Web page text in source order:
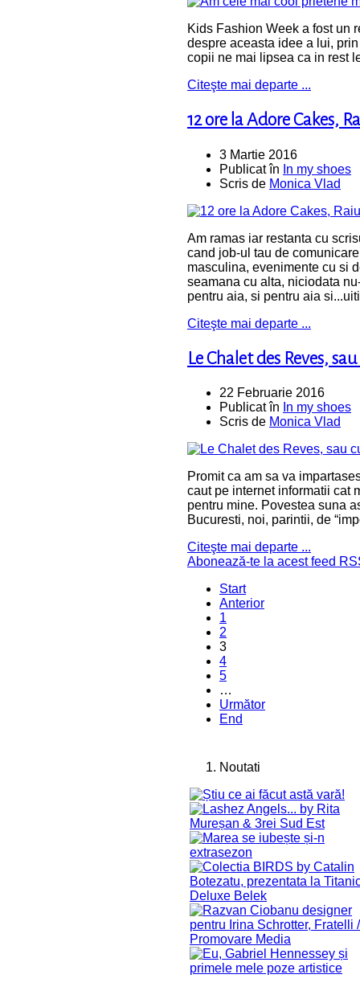
Kids Fashion Week a fost un
despre aceasta idee a lui,
copii ne mai lipsea ca in rest
Citeşte mai departe ...
12 ore la Adore Cakes,
3 Martie 2016
Publicat în In my shoes
Scris de Monica Vlad
Am ramas iar restanta cu
cand job-ul tau de
masculina, evenimente cu si
seamana cu alta, niciodata
pentru aia, si pentru aia
Citeşte mai departe ...
Le Chalet des Reves,
22 Februarie 2016
Publicat în In my shoes
Scris de Monica Vlad
Promit ca am sa va
caut pe internet informatii cat
pentru mine. Povestea suna
Bucuresti, noi, parintii, de
Citeşte mai departe ...
Abonează-te la acest feed
Start
Anterior
1
2
3
4
5
…
Următor
End
Noutati